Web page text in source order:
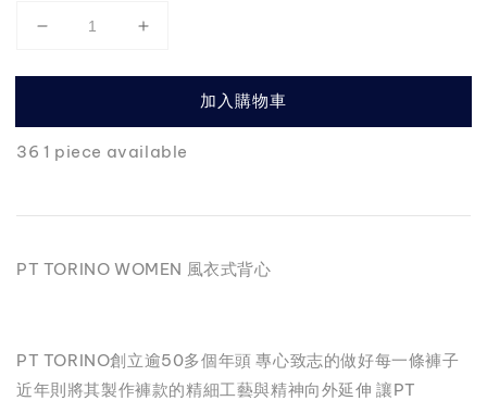
加入購物車
36 1 piece available
PT TORINO WOMEN 風衣式背心
PT TORINO創立逾50多個年頭 專心致志的做好每一條褲子
近年則將其製作褲款的精細工藝與精神向外延伸 讓PT